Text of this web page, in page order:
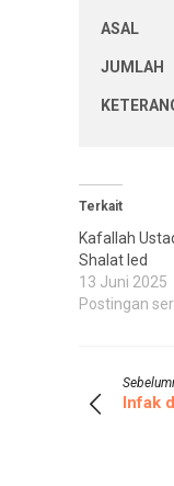
ASAL
JUMLAH
Terkait
Kafallah
Shalat Ied
13 Juni 2025
Postingan
Infak